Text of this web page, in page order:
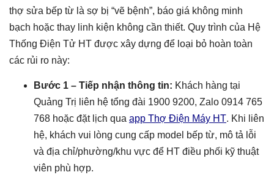
thợ sửa bếp từ là sợ bị “vẽ bệnh”, báo giá không minh
bạch hoặc thay linh kiện không cần thiết. Quy trình của Hệ
Thống Điện Tử HT được xây dựng để loại bỏ hoàn toàn
các rủi ro này:
Bước 1 – Tiếp nhận thông tin: Khách hàng tại
Quảng Trị liên hệ tổng đài 1900 9200, Zalo 0914 765
768 hoặc đặt lịch qua app Thợ Điện Máy HT. Khi liên
hệ, khách vui lòng cung cấp model bếp từ, mô tả lỗi
và địa chỉ/phường/khu vực để HT điều phối kỹ thuật
viên phù hợp.